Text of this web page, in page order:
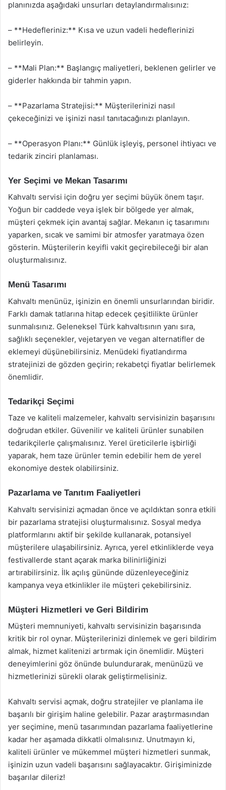
planınızda aşağıdaki unsurları detaylandırmalısınız:
– **Hedefleriniz:** Kısa ve uzun vadeli hedeflerinizi
belirleyin.
– **Mali Plan:** Başlangıç maliyetleri, beklenen gelirler ve
giderler hakkında bir tahmin yapın.
– **Pazarlama Stratejisi:** Müşterilerinizi nasıl
çekeceğinizi ve işinizi nasıl tanıtacağınızı planlayın.
– **Operasyon Planı:** Günlük işleyiş, personel ihtiyacı ve
tedarik zinciri planlaması.
Yer Seçimi ve Mekan Tasarımı
Kahvaltı servisi için doğru yer seçimi büyük önem taşır.
Yoğun bir caddede veya işlek bir bölgede yer almak,
müşteri çekmek için avantaj sağlar. Mekanın iç tasarımını
yaparken, sıcak ve samimi bir atmosfer yaratmaya özen
gösterin. Müşterilerin keyifli vakit geçirebileceği bir alan
oluşturmalısınız.
Menü Tasarımı
Kahvaltı menünüz, işinizin en önemli unsurlarından biridir.
Farklı damak tatlarına hitap edecek çeşitlilikte ürünler
sunmalısınız. Geleneksel Türk kahvaltısının yanı sıra,
sağlıklı seçenekler, vejetaryen ve vegan alternatifler de
eklemeyi düşünebilirsiniz. Menüdeki fiyatlandırma
stratejinizi de gözden geçirin; rekabetçi fiyatlar belirlemek
önemlidir.
Tedarikçi Seçimi
Taze ve kaliteli malzemeler, kahvaltı servisinizin başarısını
doğrudan etkiler. Güvenilir ve kaliteli ürünler sunabilen
tedarikçilerle çalışmalısınız. Yerel üreticilerle işbirliği
yaparak, hem taze ürünler temin edebilir hem de yerel
ekonomiye destek olabilirsiniz.
Pazarlama ve Tanıtım Faaliyetleri
Kahvaltı servisinizi açmadan önce ve açıldıktan sonra etkili
bir pazarlama stratejisi oluşturmalısınız. Sosyal medya
platformlarını aktif bir şekilde kullanarak, potansiyel
müşterilere ulaşabilirsiniz. Ayrıca, yerel etkinliklerde veya
festivallerde stant açarak marka bilinirliğinizi
artırabilirsiniz. İlk açılış gününde düzenleyeceğiniz
kampanya veya etkinlikler ile müşteri çekebilirsiniz.
Müşteri Hizmetleri ve Geri Bildirim
Müşteri memnuniyeti, kahvaltı servisinizin başarısında
kritik bir rol oynar. Müşterilerinizi dinlemek ve geri bildirim
almak, hizmet kalitenizi artırmak için önemlidir. Müşteri
deneyimlerini göz önünde bulundurarak, menünüzü ve
hizmetlerinizi sürekli olarak geliştirmelisiniz.
Kahvaltı servisi açmak, doğru stratejiler ve planlama ile
başarılı bir girişim haline gelebilir. Pazar araştırmasından
yer seçimine, menü tasarımından pazarlama faaliyetlerine
kadar her aşamada dikkatli olmalısınız. Unutmayın ki,
kaliteli ürünler ve mükemmel müşteri hizmetleri sunmak,
işinizin uzun vadeli başarısını sağlayacaktır. Girişiminizde
başarılar dileriz!